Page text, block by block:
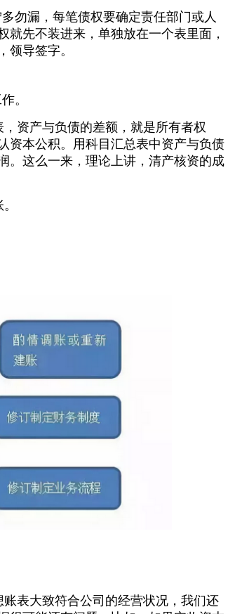
勿漏，每笔债权要确定责任部门或人
就先不装进来，单独放在一个表里面，
领导签字。
。
资产与负债的差额，就是所有者权
资本公积。用科目汇总表中资产与负债
。这么一来，理论上讲，清产核资的成
表大致符合公司的经营状况，我们还